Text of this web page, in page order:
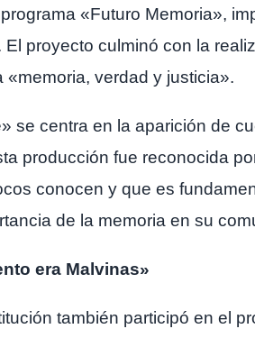
«Futuro Memoria»,
proyecto culminó con la
verdad y justicia».
se centra en la aparición de
producción fue reconocida
conocen y que es
de la memoria en su
era Malvinas»
también participó en el